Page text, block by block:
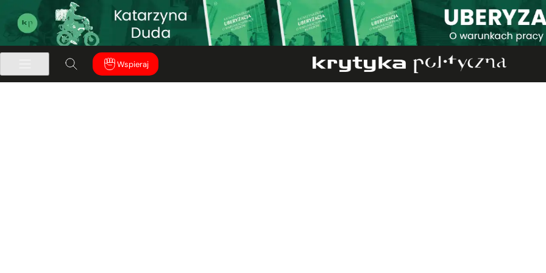
Wspieraj